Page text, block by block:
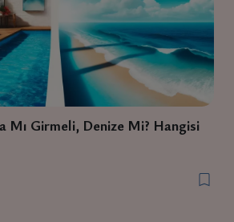
Mı Girmeli, Denize Mi? Hangisi